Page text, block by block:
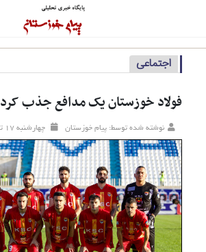
اجتماعی
فولاد خوزستان یک مدافع جذب کرد
نوشته شده توسط: پیام خوزستان چهارشنبه ۱۷ تير ۱۴۰۵